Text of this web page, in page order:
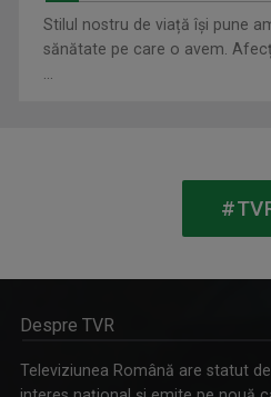
GRIGORE LEŞE
LOREDANA BERNEANU
Stilul nostru de viață își pune
sănătate pe care o avem.
...
Despre TVR
Televiziunea Română are statut